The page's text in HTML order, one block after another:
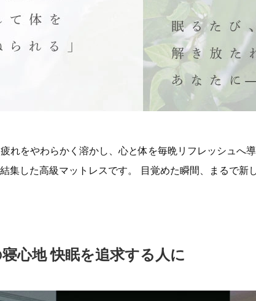
れをやわらかく溶かし、心と体を毎晩リフレッシュへ
集した高級マットレスです。 目覚めた瞬間、まるで新
心地 快眠を追求する人に